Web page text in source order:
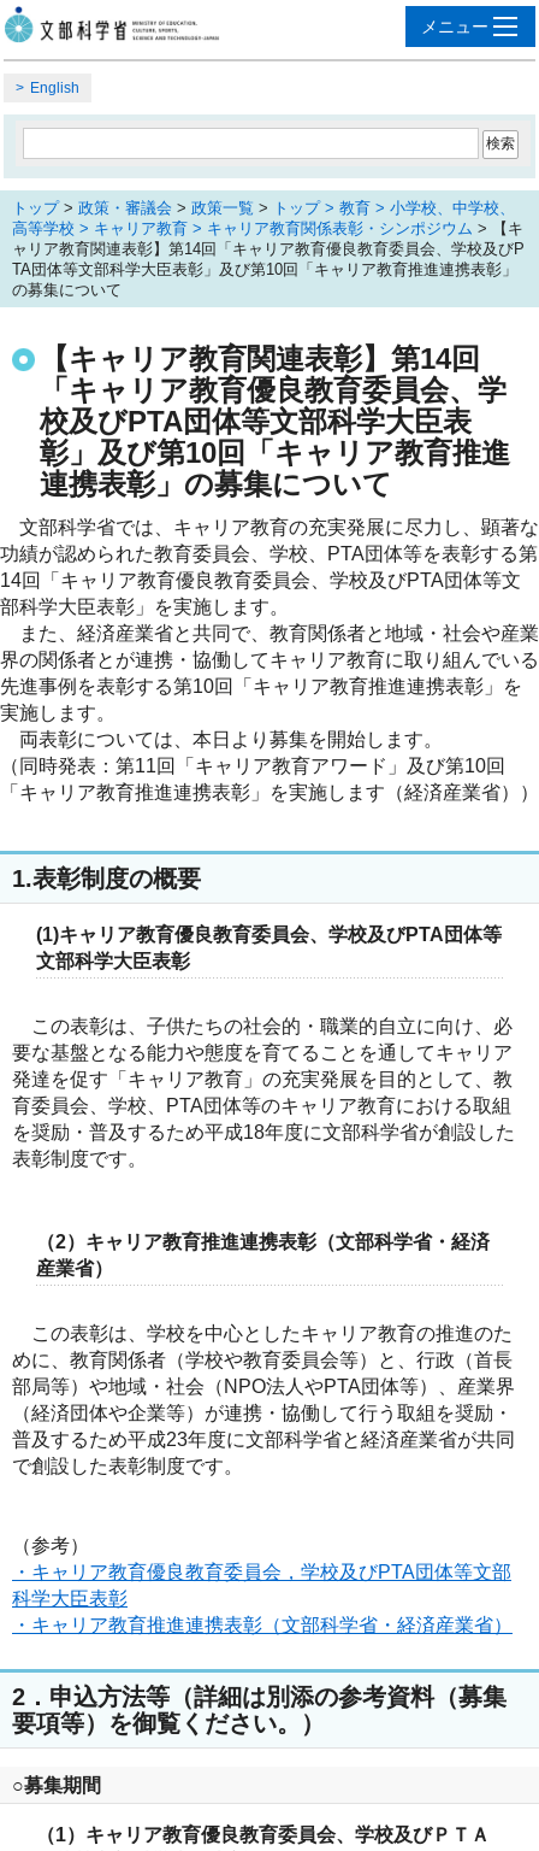
English
トップ> 政策・審議会 > 政策一覧 > トップ > 教育 > 小学校、中学校、
高等学校 > キャリア教育 > キャリア教育関係表彰・シンポジウム > 【キ
ャリア教育関連表彰】第14回「キャリア教育優良教育委員会、学校及びP
TA団体等文部科学大臣表彰」及び第10回「キャリア教育推進連携表彰」
の募集について
【キャリア教育関連表彰】第14回
「キャリア教育優良教育委員会、学
校及びPTA団体等文部科学大臣表
彰」及び第10回「キャリア教育推進
連携表彰」の募集について
文部科学省では、キャリア教育の充実発展に尽力し、顕著な
功績が認められた教育委員会、学校、PTA団体等を表彰する第
14回「キャリア教育優良教育委員会、学校及びPTA団体等文
部科学大臣表彰」を実施します。
また、経済産業省と共同で、教育関係者と地域・社会や産業
界の関係者とが連携・協働してキャリア教育に取り組んでいる
先進事例を表彰する第10回「キャリア教育推進連携表彰」を
実施します。
両表彰については、本日より募集を開始します。
（同時発表：第11回「キャリア教育アワード」及び第10回
「キャリア教育推進連携表彰」を実施します（経済産業省））
1.表彰制度の概要
(1)キャリア教育優良教育委員会、学校及びPTA団体等
文部科学大臣表彰
この表彰は、子供たちの社会的・職業的自立に向け、必
要な基盤となる能力や態度を育てることを通してキャリア
発達を促す「キャリア教育」の充実発展を目的として、教
育委員会、学校、PTA団体等のキャリア教育における取組
を奨励・普及するため平成18年度に文部科学省が創設した
表彰制度です。
（2）キャリア教育推進連携表彰（文部科学省・経済
産業省）
この表彰は、学校を中心としたキャリア教育の推進のた
めに、教育関係者（学校や教育委員会等）と、行政（首長
部局等）や地域・社会（NPO法人やPTA団体等）、産業界
（経済団体や企業等）が連携・協働して行う取組を奨励・
普及するため平成23年度に文部科学省と経済産業省が共同
で創設した表彰制度です。
（参考）
・キャリア教育優良教育委員会，学校及びPTA団体等文部
科学大臣表彰
・キャリア教育推進連携表彰（文部科学省・経済産業省）
2．申込方法等（詳細は別添の参考資料（募集
要項等）を御覧ください。）
○募集期間
（1）キャリア教育優良教育委員会、学校及びＰＴＡ